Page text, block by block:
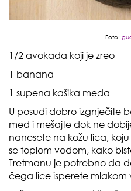
Foto:
1/2 avokada koji je zreo
1 banana
1 supena kašika meda
U posudi dobro izgnječite
med i mešajte dok ne
nanesete na kožu lica,
se toplom vodom, kako
Tretmanu je potrebno da
čega lice isperete mlakom